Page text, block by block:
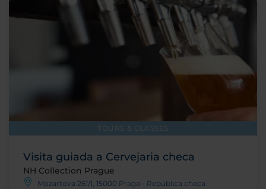
TOURS & CLASSES
Visita guiada a Cervejaria checa
NH Collection Prague
Mozartova 261/1, 15000 Praga - República checa